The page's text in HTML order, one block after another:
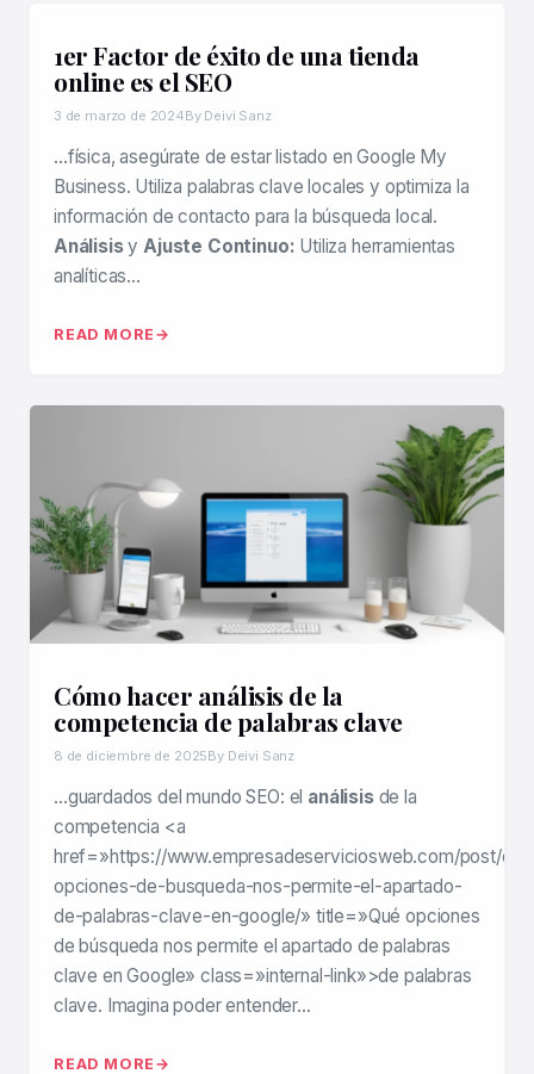
1er Factor de éxito de una tienda
online es el SEO
3 de marzo de 2024By Deivi Sanz
…física, asegúrate de estar listado en Google My
Business. Utiliza palabras clave locales y optimiza la
información de contacto para la búsqueda local.
AnálisisyAjuste Continuo: Utiliza herramientas
analíticas…
READ MORE
Cómo hacer análisis de la
competencia de palabras clave
8 de diciembre de 2025By Deivi Sanz
…guardados del mundo SEO: el análisisde la
competencia <a
href=»https://www.empresadeserviciosweb.com/post/
opciones-de-busqueda-nos-permite-el-apartado-
de-palabras-clave-en-google/» title=»Qué opciones
de búsqueda nos permite el apartado de palabras
clave en Google» class=»internal-link»>de palabras
clave. Imagina poder entender…
READ MORE